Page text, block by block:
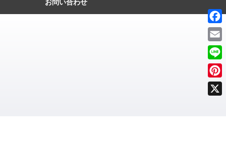
お問い合わせ
Line